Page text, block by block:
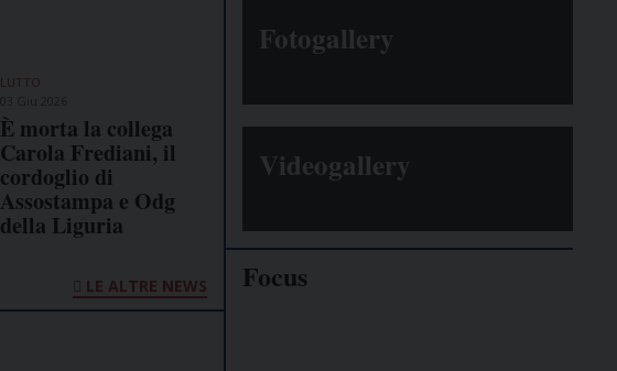
LUTTO
È morta la collega
Carola Frediani, il
cordoglio di
Assostampa e Odg
della Liguria
LE ALTRE NEWS
Fotogallery
Videogallery
Focus